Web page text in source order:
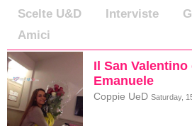
Scelte U&D
Interviste
Amici
Il San Valentino
Emanuele
Coppie UeD Saturday,